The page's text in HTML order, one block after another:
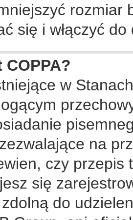
rozmiar
się i włączyć
COPPA?
w
na
czy przepis
się
do